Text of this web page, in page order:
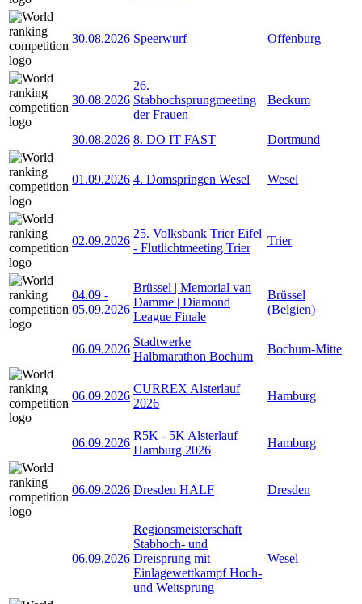
30.08.2026 Speerwurf Offenburg
30.08.2026
26.
Stabhochsprungmeeting
der Frauen
Beckum
30.08.2026 8. DO IT FAST Dortmund
01.09.2026 4. Domspringen Wesel Wesel
02.09.2026
25. Volksbank Trier Eifel
- Flutlichtmeeting Trier
Trier
04.09 -
05.09.2026
Brüssel | Memorial van
Damme | Diamond
League Finale
Brüssel
(Belgien)
06.09.2026
Stadtwerke
Halbmarathon Bochum
Bochum-Mitte
06.09.2026
CURREX Alsterlauf
2026
Hamburg
06.09.2026
R5K - 5K Alsterlauf
Hamburg 2026
Hamburg
06.09.2026 Dresden HALF Dresden
06.09.2026
Regionsmeisterschaft
Stabhoch- und
Dreisprung mit
Einlagewettkampf Hoch-
und Weitsprung
Wesel